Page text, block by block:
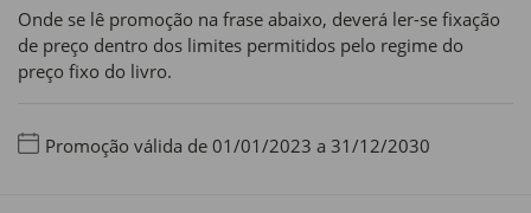
Onde se lê promoção na frase abaixo, deverá ler-se fixação
de preço dentro dos limites permitidos pelo regime do
preço fixo do livro.
Promoção válida de 01/01/2023 a 31/12/2030